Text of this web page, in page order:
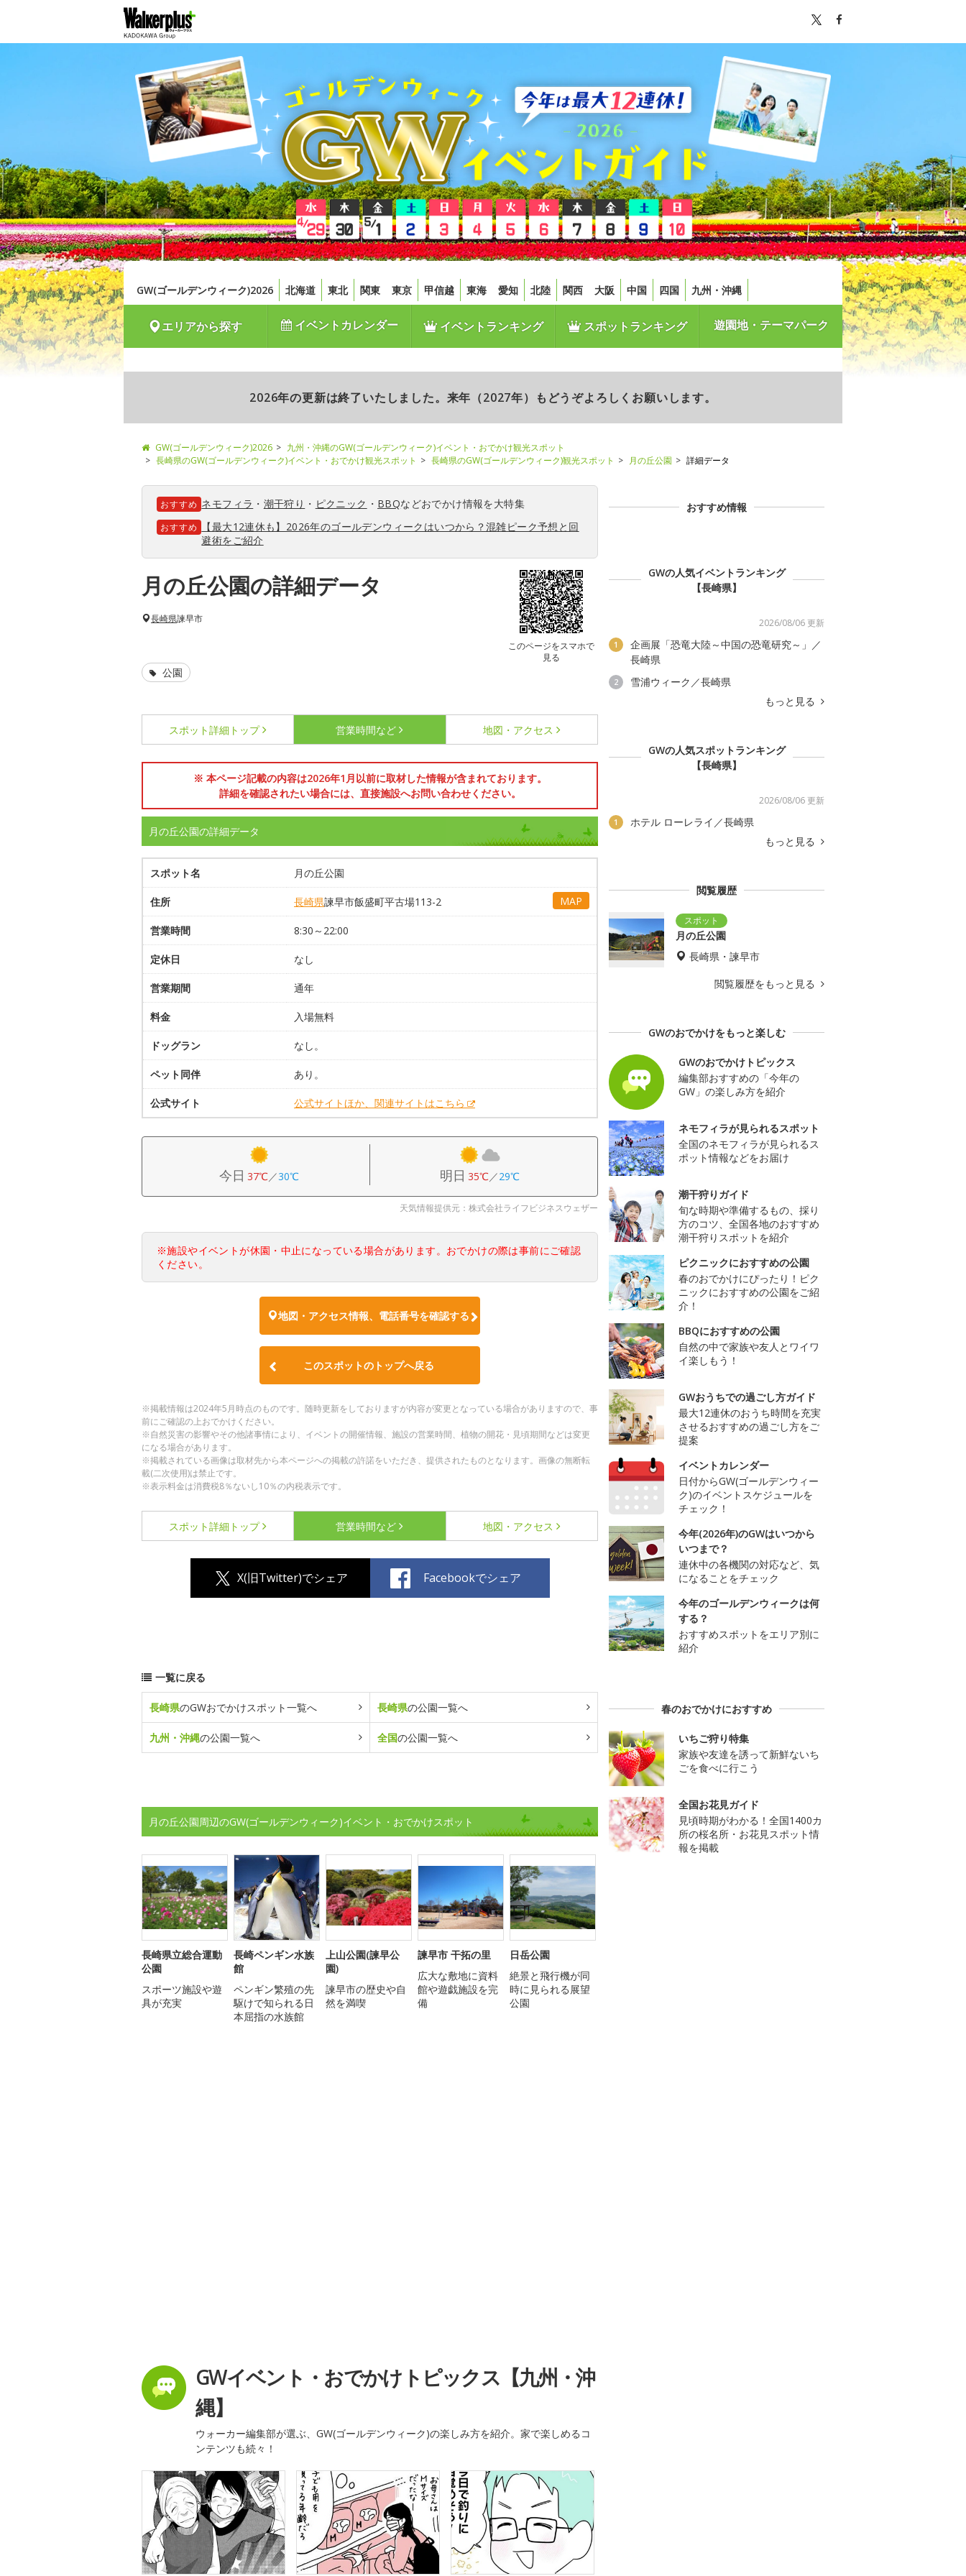
GW(ゴールデンウィーク)2026 北海道 東北 関東 東京 甲信越 東海 愛知 北陸 関西 大阪 中国 四国 九州・沖縄
エリアから探す イベントカレンダー イベントランキング スポットランキング 遊園地・テーマパーク
2026年の更新は終了いたしました。来年（2027年）もどうぞよろしくお願いします。
GW(ゴールデンウィーク)2026
九州・沖縄のGW(ゴールデンウィーク)イベント・おでかけ観光スポット
長崎県のGW(ゴールデンウィーク)イベント・おでかけ観光スポット
長崎県のGW(ゴールデンウィーク)観光スポット 月の丘公園 詳細データ
おすすめ ネモフィラ ・ 潮干狩り ・ ピクニック ・ BBQなどおでかけ情報を大特集
おすすめ
【最大12連休も】2026年のゴールデンウィークはいつから？混雑ピーク予想と回
避術をご紹介
月の丘公園の詳細データ
このページをスマホで
見る
長崎県諫早市
公園
スポット詳細 トップ 営業時間など 地図・アクセス
※ 本ページ記載の内容は2026年1月以前に取材した情報が含まれております。
詳細を確認されたい場合には、直接施設へお問い合わせください。
月の丘公園の詳細データ
スポット名 月の丘公園
住所 長崎県諫早市飯盛町平古場113-2 MAP
営業時間 8:30～22:00
定休日 なし
営業期間 通年
料金 入場無料
ドッグラン なし。
ペット同伴 あり。
公式サイト 公式サイトほか、関連サイトはこちら
今日 37℃／30℃ 明日 35℃／29℃
天気情報提供元：株式会社ライフビジネスウェザー
※施設やイベントが休園・中止になっている場合があります。おでかけの際は事前にご確認
ください。
地図・アクセス情報、電話番号を確認する
このスポットのトップへ戻る
※掲載情報は2024年5月時点のものです。随時更新をしておりますが内容が変更となっている場合がありますので、事
前にご確認の上おでかけください。
※自然災害の影響やその他諸事情により、イベントの開催情報、施設の営業時間、植物の開花・見頃期間などは変更
になる場合があります。
※掲載されている画像は取材先から本ページへの掲載の許諾をいただき、提供されたものとなります。画像の無断転
載(二次使用)は禁止です。
※表示料金は消費税8％ないし10％の内税表示です。
スポット詳細 トップ 営業時間など 地図・アクセス
X(旧Twitter)でシェア Facebookでシェア
一覧に戻る
長崎県のGWおでかけスポット一覧へ 長崎県の公園一覧へ
九州・沖縄の公園一覧へ 全国の公園一覧へ
月の丘公園周辺のGW(ゴールデンウィーク)イベント・おでかけスポット
長崎県立総合運動
公園
スポーツ施設や遊
具が充実
長崎ペンギン水族
館
ペンギン繁殖の先
駆けで知られる日
本屈指の水族館
上山公園(諫早公
園)
諫早市の歴史や自
然を満喫
諫早市 干拓の里
広大な敷地に資料
館や遊戯施設を完
備
日岳公園
絶景と飛行機が同
時に見られる展望
公園
GWイベント・おでかけトピックス【九州・沖
縄】
ウォーカー編集部が選ぶ、GW(ゴールデンウィーク)の楽しみ方を紹介。家で楽しめるコ
ンテンツも続々！
おすすめ情報
GWの人気イベントランキング
【長崎県】
2026/08/06 更新
1
企画展「恐竜大陸～中国の恐竜研究～」／
長崎県
2
雪浦ウィーク／長崎県
もっと見る
GWの人気スポットランキング
【長崎県】
2026/08/06 更新
1
ホテル ローレライ／長崎県
もっと見る
閲覧履歴
月の丘公園
長崎県・諫早市
閲覧履歴をもっと見る
GWのおでかけをもっと楽しむ
GWのおでかけトピックス
編集部おすすめの「今年の
GW」の楽しみ方を紹介
ネモフィラが見られるスポット
全国のネモフィラが見られるス
ポット情報などをお届け
潮干狩りガイド
旬な時期や準備するもの、採り
方のコツ、全国各地のおすすめ
潮干狩りスポットを紹介
ピクニックにおすすめの公園
春のおでかけにぴったり！ピク
ニックにおすすめの公園をご紹
介！
BBQにおすすめの公園
自然の中で家族や友人とワイワ
イ楽しもう！
GWおうちでの過ごし方ガイド
最大12連休のおうち時間を充実
させるおすすめの過ごし方をご
提案
イベントカレンダー
日付からGW(ゴールデンウィー
ク)のイベントスケジュールを
チェック！
今年(2026年)のGWはいつから
いつまで？
連休中の各機関の対応など、気
になることをチェック
今年のゴールデンウィークは何
する？
おすすめスポットをエリア別に
紹介
春のおでかけにおすすめ
いちご狩り特集
家族や友達を誘って新鮮ないち
ごを食べに行こう
全国お花見ガイド
見頃時期がわかる！全国1400カ
所の桜名所・お花見スポット情
報を掲載